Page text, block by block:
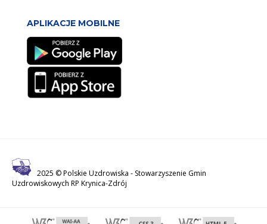
APLIKACJE MOBILNE
2025 © Polskie Uzdrowiska - Stowarzyszenie Gmin
Uzdrowiskowych RP Krynica-Zdrój